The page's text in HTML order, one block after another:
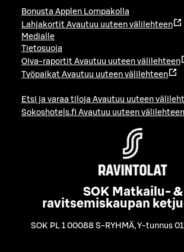
Bonusta Applen Lompakolla
Lahjakortit Avautuu uuteen välilehteen
Medialle
Tietosuoja
Oiva-raportit Avautuu uuteen välilehteen
Työpaikat Avautuu uuteen välilehteen
Etsi ja varaa tiloja Avautuu uuteen
Sokoshotels.fi Avautuu uuteen välilehteen
SOK Matkailu- &
ravitsemiskaupan
SOK PL 1 00088 S-RYHMÄ,Y-tunnus